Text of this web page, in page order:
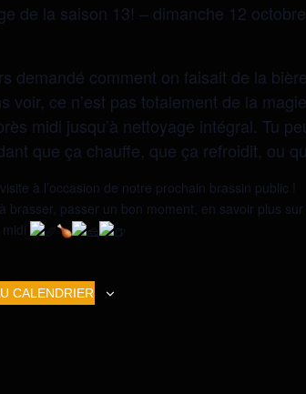
de la saison 13! – dimanche 12 octobre
demandé comment on faisait de la
voir, ce n’est pas totalement de la
midi jusqu’à nettoyage intégral. Tu
que ça chauffe, que ça refroidit, ou
à l’occasion de notre prochain brassin public !
brasser, passer un bon moment, en savoir plus
CALENDRIER